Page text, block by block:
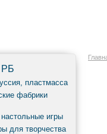
РБ
пластмасса
фабрики
игры
для творчества